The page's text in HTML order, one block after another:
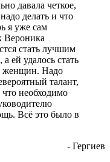
давала четкое,
делать и что
я уже сам
Вероника
стать лучшим
ей удалось стать
женщин. Надо
талант,
необходимо
Всё это было в
- Гергиев